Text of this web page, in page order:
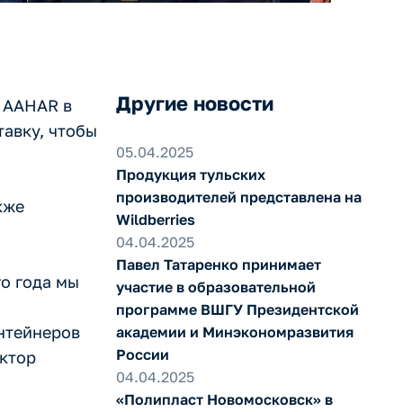
в
чтобы
года мы
Другие новости
05.04.2025
Продукция тульских
производителей представлена на
Wildberries
04.04.2025
Павел Татаренко принимает
участие в образовательной
программе ВШГУ Президентской
академии и Минэкономразвития
России
04.04.2025
«Полипласт Новомосковск» в